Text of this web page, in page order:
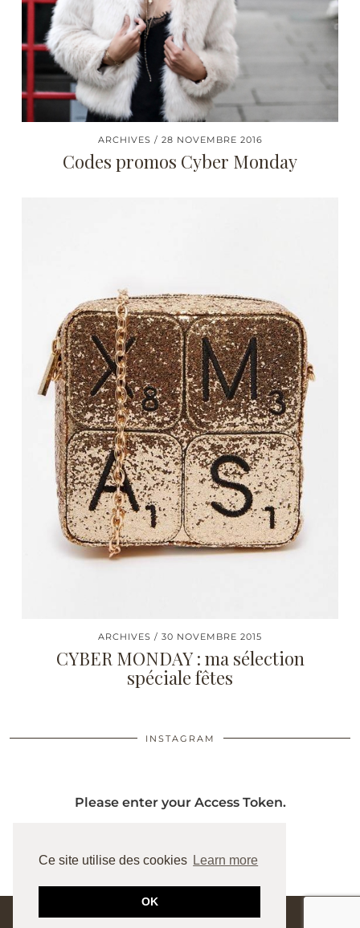
Ce site utilise des cookies Learn more
OK
ARCHIVES 28 NOVEMBRE 2016
Codes promos Cyber Monday
ARCHIVES 30 NOVEMBRE 2015
CYBER MONDAY : ma sélection
spéciale fêtes
INSTAGRAM
Please enter your Access Token.